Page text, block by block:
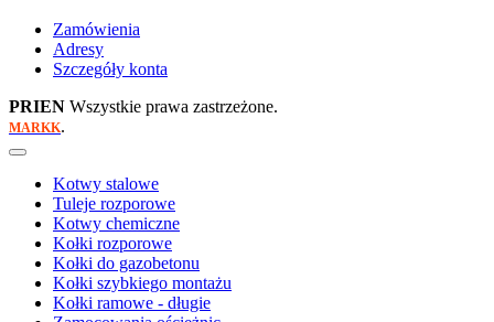
Zamówienia
Adresy
Szczegóły konta
PRIEN Wszystkie prawa zastrzeżone.
MARKK.
Kotwy stalowe
Tuleje rozporowe
Kotwy chemiczne
Kołki rozporowe
Kołki do gazobetonu
Kołki szybkiego montażu
Kołki ramowe - długie